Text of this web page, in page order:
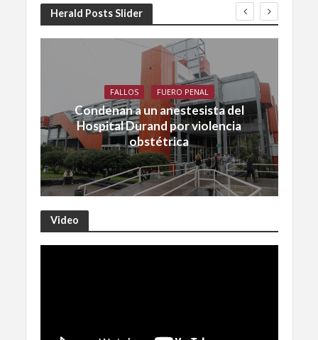
Herald Posts Slider
FALLOS FUERO PENAL
Condenan a un anestesista del
Hospital Durand por violencia
obstétrica
Video